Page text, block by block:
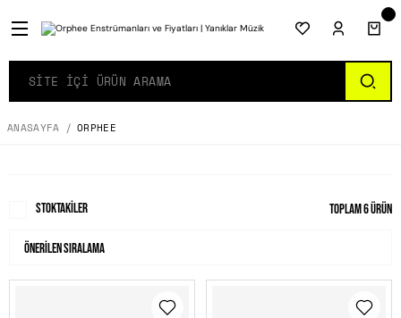
ANASAYFA ORPHEE
Stoktakiler Toplam 6 ürün